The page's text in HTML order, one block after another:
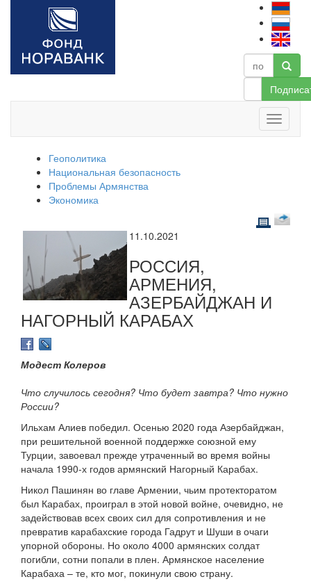
Геополитика
Национальная безопасность
Проблемы Армянства
Экономика
11.10.2021
РОССИЯ,
АРМЕНИЯ,
АЗЕРБАЙДЖАН И
НАГОРНЫЙ КАРАБАХ
Модест Колеров
Что случилось сегодня? Что будет завтра? Что нужно
России?
Ильхам Алиев победил. Осенью 2020 года Азербайджан,
при решительной военной поддержке союзной ему
Турции, завоевал прежде утраченный во время войны
начала 1990-х годов армянский Нагорный Карабах.
Никол Пашинян во главе Армении, чьим протекторатом
был Карабах, проиграл в этой новой войне, очевидно, не
задействовав всех своих сил для сопротивления и не
превратив карабахские города Гадрут и Шуши в очаги
упорной обороны. Но около 4000 армянских солдат
погибли, сотни попали в плен. Армянское население
Карабаха – те, кто мог, покинули свою страну.